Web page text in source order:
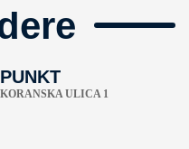
PUNKT
KORANSKA ULICA 1